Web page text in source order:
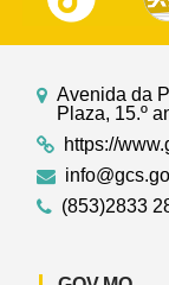
Avenida da
Plaza, 15.º
https://
(853)2833